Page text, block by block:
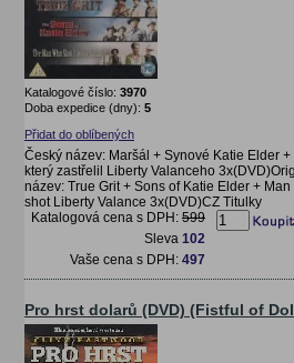
Katalogové číslo: 3970
Doba expedice (dny): 5
Přidat do oblíbených
Český název: Maršál + Synové Katie Elder +
který zastřelil Liberty Valanceho
název: True Grit + Sons of Katie Elder + Man
shot Liberty Valance 3x(DVD)CZ Titulky
Katalogová cena s DPH: 599
Sleva 102
Vaše cena s DPH: 497
Pro hrst dolarů (DVD) (Fistful of